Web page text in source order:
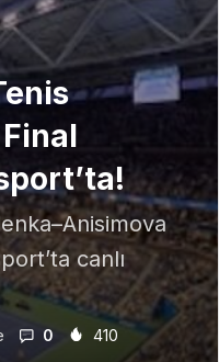
canlı
0 410